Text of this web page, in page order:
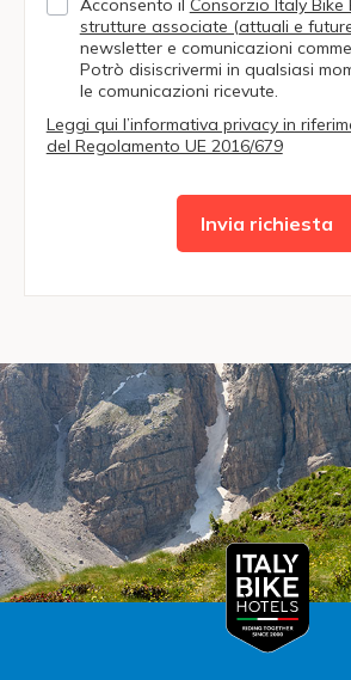
Acconsento il Consorzio Italy Bike
strutture associate (attuali e
newsletter e comunicazioni
Potrò disiscrivermi in qualsiasi
le comunicazioni ricevute.
Leggi qui l’informativa privacy in
del Regolamento UE 2016/679
Invia richiesta